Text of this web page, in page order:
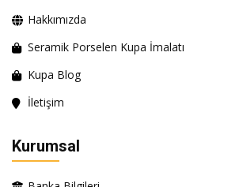
Hakkımızda
Seramik Porselen Kupa İmalatı
Kupa Blog
İletişim
Kurumsal